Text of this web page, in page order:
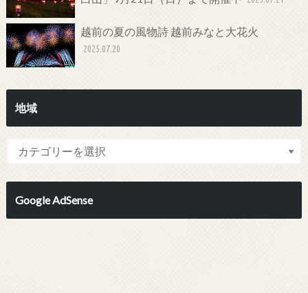
越前の夏の風物詩 越前みなと大花火
2025.07.20
地域
Google AdSense